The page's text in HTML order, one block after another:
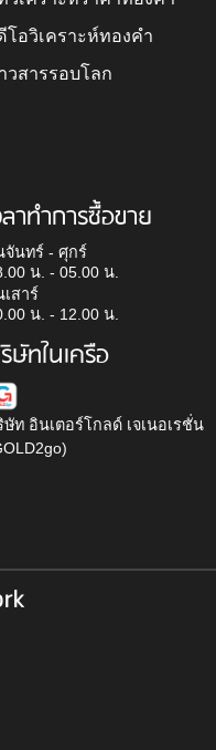
โอวิเคราะห์ทองคำ
วสารรอบโลก
ลาทำการซื้อขาย
จันทร์ - ศุกร์
น. - 05.00 น.
เสาร์
น. - 12.00 น.
ษัทในเครือ
ษัท อินเตอร์โกลด์ เจเนอเรชั่น